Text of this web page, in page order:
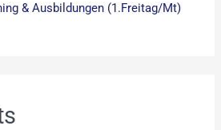
& Ausbildungen (1.Freitag/Mt)